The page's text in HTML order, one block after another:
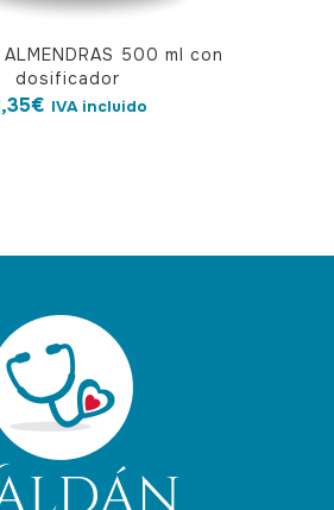
500 ml con
dosificador
€ IVA incluido